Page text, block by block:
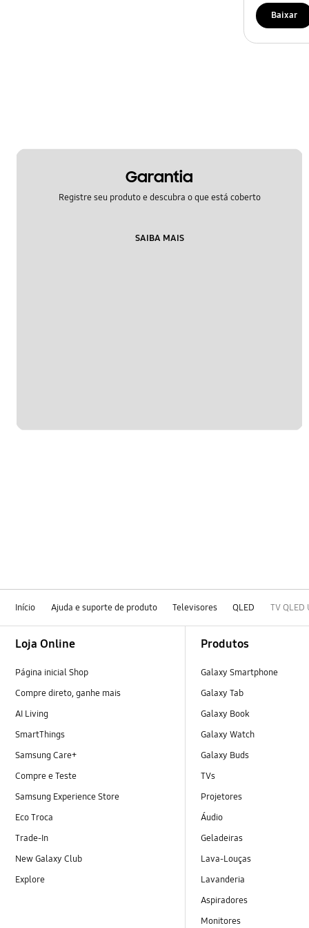
Baixar
Garantia
Registre seu produto e descubra o que está coberto
SAIBA MAIS
Início Ajuda e suporte de produto Televisores QLED TV
Loja Online
Página inicial Shop
Compre direto, ganhe mais
AI Living
SmartThings
Samsung Care+
Compre e Teste
Samsung Experience Store
Eco Troca
Trade-In
New Galaxy Club
Explore
Produtos
Galaxy Smartphone
Galaxy Tab
Galaxy Book
Galaxy Watch
Galaxy Buds
TVs
Projetores
Áudio
Geladeiras
Lava-Louças
Lavanderia
Aspiradores
Monitores